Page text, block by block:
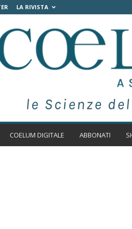
LA RIVISTA
COELUM DIGITALE ABBONATI